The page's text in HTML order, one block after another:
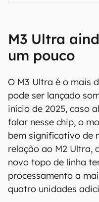
M3 Ultra
um pouco
O M3 Ultra é o mais
pode ser lançado
início de 2025, caso
falar nesse chip, o
bem significativo de
relação ao M2 Ultra,
novo topo de linha
processamento a
quatro unidades